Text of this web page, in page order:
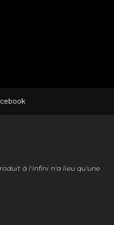
à l'infini n'a lieu qu'une